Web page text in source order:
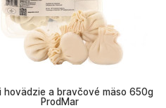
hovädzie a bravčové mäso 650g
ProdMar